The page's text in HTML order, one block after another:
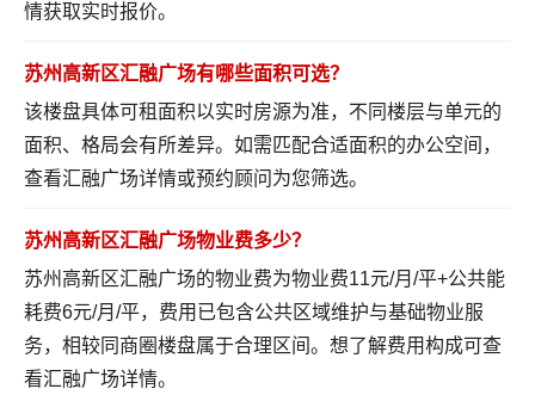
情获取实时报价。
苏州高新区汇融广场有哪些面积可选？
该楼盘具体可租面积以实时房源为准，不同楼层与单元的
面积、格局会有所差异。如需匹配合适面积的办公空间，
查看汇融广场详情或预约顾问为您筛选。
苏州高新区汇融广场物业费多少？
苏州高新区汇融广场的物业费为物业费11元/月/平+公共能
耗费6元/月/平，费用已包含公共区域维护与基础物业服
务，相较同商圈楼盘属于合理区间。想了解费用构成可查
看汇融广场详情。